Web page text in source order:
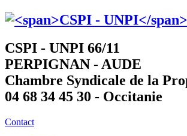
CSPI - UNPI 66/11
PERPIGNAN - AUDE
Chambre Syndicale de la
04 68 34 45 30 - Occitanie
Contact